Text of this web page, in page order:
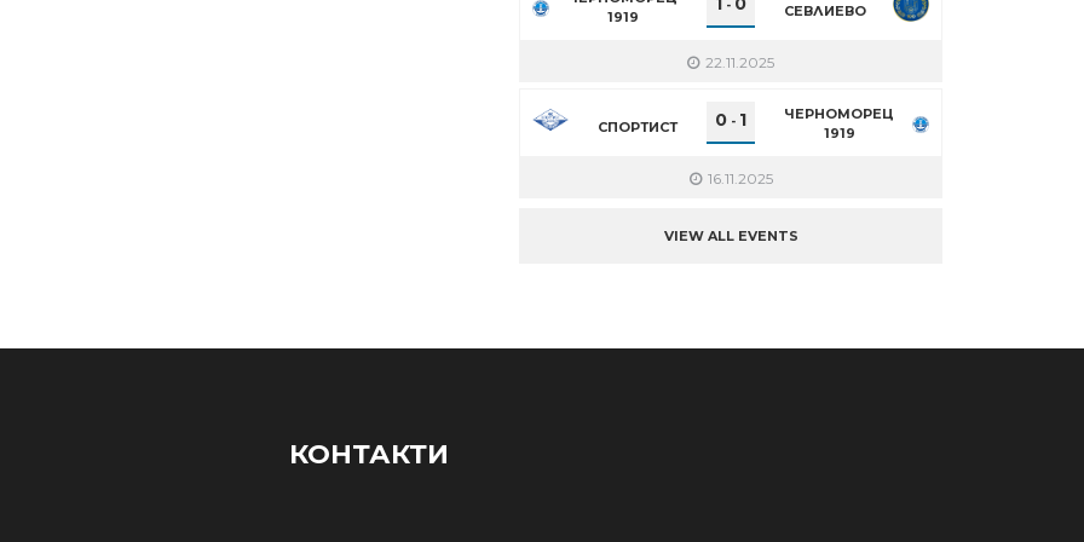
1919
- СЕВЛИЕВО
22.11.2025
СПОРТИСТ 0 - 1
ЧЕРНОМОРЕЦ
1919
16.11.2025
VIEW ALL EVENTS
КОНТАКТИ